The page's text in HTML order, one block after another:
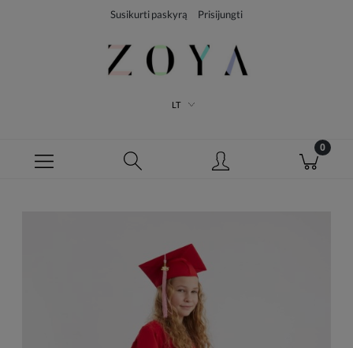
Susikurti paskyrą Prisijungti
LT